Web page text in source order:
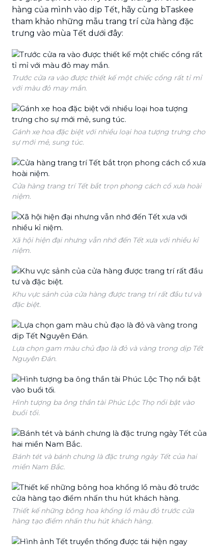
hàng của mình vào dịp Tết, hãy cùng bTaskee
tham khảo những mẫu trang trí cửa hàng đặc
trưng vào mùa Tết dưới đây:
Trước cửa ra vào được thiết kế một chiếc cổng rất tỉ mỉ
với màu đỏ may mắn.
Gánh xe hoa đặc biệt với nhiều loại hoa tượng trưng cho
sự mới mẻ, sung túc.
Cửa hàng trang trí Tết bắt trọn phong cách cổ xưa hoài
niệm.
Xã hội hiện đại nhưng vẫn nhớ đến Tết xưa với nhiều kỉ
niệm.
Khu vực sảnh của cửa hàng được trang trí rất đầu tư và
đặc biệt.
Lựa chọn gam màu chủ đạo là đỏ và vàng trong dịp Tết
Nguyên Đán.
Hình tượng ba ông thần tài Phúc Lộc Thọ nổi bật vào
buổi tối.
Bánh tét và bánh chưng là đặc trưng ngày Tết của hai
miền Nam Bắc.
Thiết kế những bông hoa khổng lồ màu đỏ trước cửa
hàng tạo điểm nhấn thu hút khách hàng.